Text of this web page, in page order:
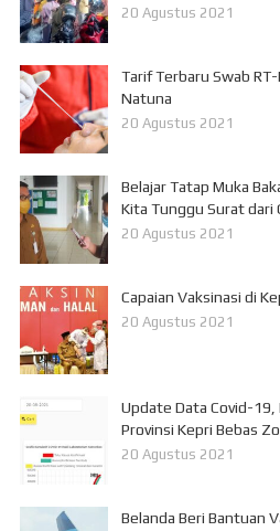
20 Agustus 2021
Tarif Terbaru Swab RT-
Natuna
20 Agustus 2021
Belajar Tatap Muka
Kita Tunggu Surat dari
20 Agustus 2021
Capaian Vaksinasi di
20 Agustus 2021
Update Data Covid-
Provinsi Kepri Bebas
20 Agustus 2021
Belanda Beri Bantuan